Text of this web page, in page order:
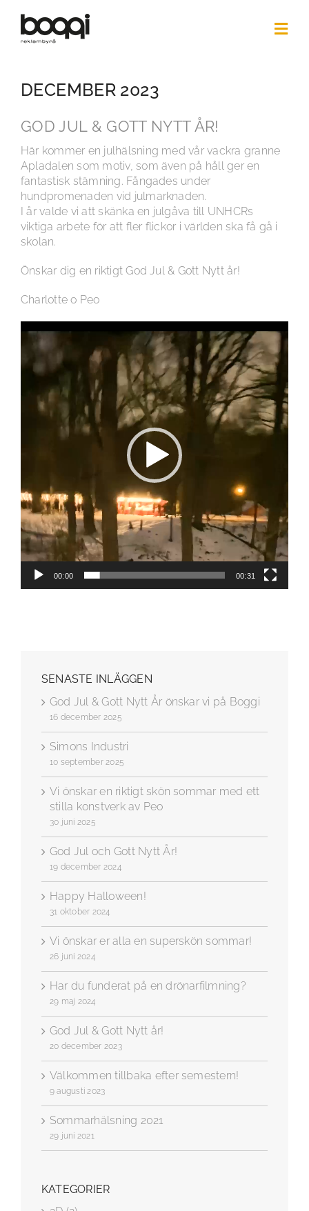
content
CASE
PHOTO
3D
ABOUT US
NEWS
CONTACT
EFTER:
DECEMBER 2023
GOD JUL & GOTT NYTT ÅR!
Här kommer en julhälsning med vår vackra granne
Apladalen som motiv, som även på håll ger en
fantastisk stämning. Fångades under
hundpromenaden vid julmarknaden.
I år valde vi att skänka en julgåva till UNHCRs
viktiga arbete för att fler flickor i världen ska få gå i
skolan.
Önskar dig en riktigt God Jul & Gott Nytt år!
Charlotte o Peo
Videospelare
00:00 00:31
SENASTE INLÄGGEN
God Jul & Gott Nytt År önskar vi på Boggi
16 december 2025
Simons Industri
10 september 2025
Vi önskar en riktigt skön sommar med ett
stilla konstverk av Peo
30 juni 2025
God Jul och Gott Nytt År!
19 december 2024
Happy Halloween!
31 oktober 2024
Vi önskar er alla en superskön sommar!
26 juni 2024
Har du funderat på en drönarfilmning?
29 maj 2024
God Jul & Gott Nytt år!
20 december 2023
Välkommen tillbaka efter semestern!
9 augusti 2023
Sommarhälsning 2021
29 juni 2021
KATEGORIER